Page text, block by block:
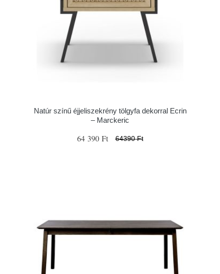
Natúr színű éjjeliszekrény tölgyfa dekorral Ecrin
– Marckeric
64 390 Ft 64390 Ft